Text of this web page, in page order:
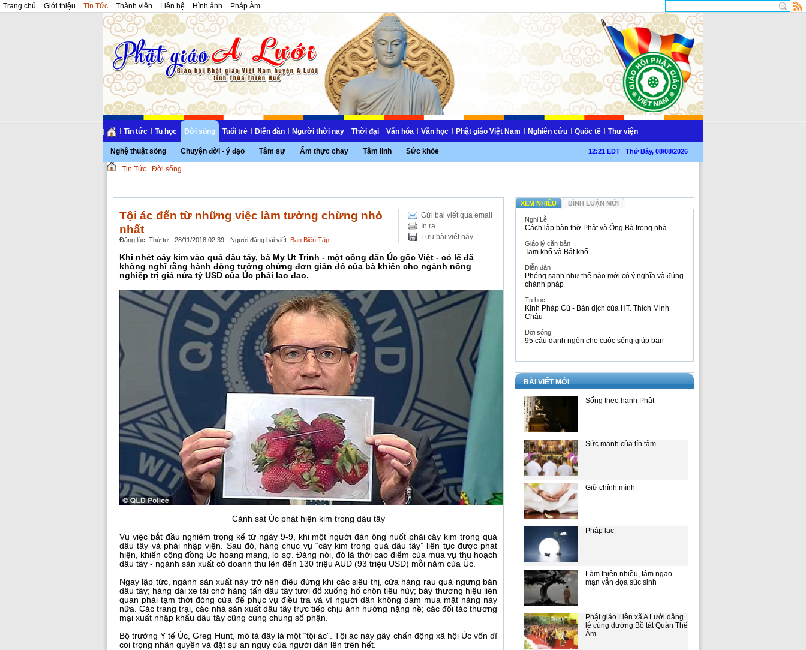
Trang chủ Giới thiệu Tin Tức Thành viên Liên hệ Hình ảnh Pháp Âm
Tin tức Tu học Đời sống
Nghệ thuật sống Chuyện đời - ý đạo Tâm sự Ẩm thực chay Tâm linh Sức khỏe
Tuổi trẻ Diễn đàn Người thời nay Thời đại Văn hóa Văn học Phật giáo Việt Nam Nghiên cứu Quốc tế Thư viện
12:21 EDT Thứ Bảy, 08/08/2026
Tin Tức Đời sống
Gửi bài viết qua email
In ra
Lưu bài viết này
Tội ác đến từ những việc làm tưởng chừng nhỏ
nhất
Đăng lúc: Thứ tư - 28/11/2018 02:39 - Người đăng bài viết: Ban Biên Tập
Khi nhét cây kim vào quả dâu tây, bà My Ut Trinh - một công dân Úc gốc Việt - có lẽ đã
không nghĩ rằng hành động tưởng chừng đơn giản đó của bà khiến cho ngành nông
nghiệp trị giá nửa tỷ USD của Úc phải lao đao.
Cảnh sát Úc phát hiện kim trong dâu tây
Vụ việc bắt đầu nghiêm trọng kể từ ngày 9-9, khi một người đàn ông nuốt phải cây kim trong quả
dâu tây và phải nhập viện. Sau đó, hàng chục vụ “cây kim trong quả dâu tây” liên tục được phát
hiện, khiến cộng đồng Úc hoang mang, lo sợ. Đáng nói, đó là thời cao điểm của mùa vụ thu hoạch
dâu tây - ngành sản xuất có doanh thu lên đến 130 triệu AUD (93 triệu USD) mỗi năm của Úc.
Ngay lập tức, ngành sản xuất này trở nên điêu đứng khi các siêu thị, cửa hàng rau quả ngưng bán
dâu tây; hàng dài xe tải chở hàng tấn dâu tây tươi đổ xuống hố chôn tiêu hủy; bảy thương hiệu liên
quan phải tạm thời đóng cửa để phục vụ điều tra và vì người dân không dám mua mặt hàng này
nữa. Các trang trại, các nhà sản xuất dâu tây trực tiếp chịu ảnh hưởng nặng nề; các đối tác thương
mại xuất nhập khẩu dâu tây cũng cùng chung số phận.
Bộ trưởng Y tế Úc, Greg Hunt, mô tả đây là một “tội ác”. Tội ác này gây chấn động xã hội Úc vốn dĩ
coi trọng nhân quyền và đặt sự an nguy của người dân lên trên hết.
XEM NHIỀU BÌNH LUẬN MỚI
Nghi Lễ
Cách lập bàn thờ Phật và Ông Bà trong nhà
Giáo lý căn bản
Tam khổ và Bát khổ
Diễn đàn
Phóng sanh như thế nào mới có ý nghĩa và đúng
chánh pháp
Tu học
Kinh Pháp Cú - Bản dịch của HT. Thích Minh
Châu
Đời sống
95 câu danh ngôn cho cuộc sống giúp bạn
BÀI VIẾT MỚI
Sống theo hạnh Phật
Sức mạnh của tín tâm
Giữ chính mình
Pháp lạc
Làm thiện nhiều, tâm ngạo
mạn vẫn đọa súc sinh
Phật giáo Liên xã A Lưới dâng
lễ cúng dường Bồ tát Quán Thế
Âm